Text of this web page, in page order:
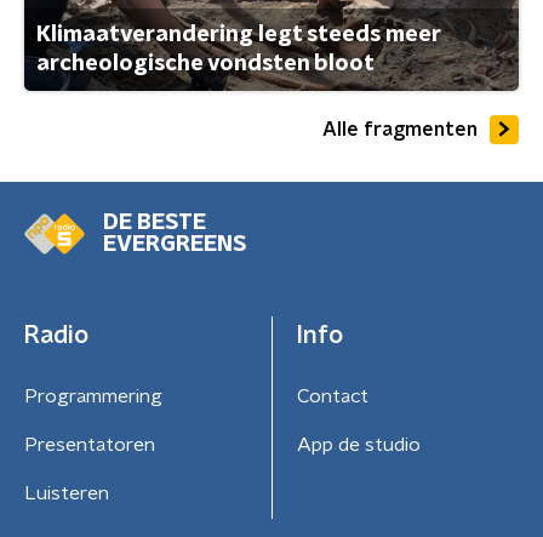
Klimaatverandering legt steeds meer
archeologische vondsten bloot
Alle fragmenten
DE BESTE
EVERGREENS
Radio
Programmering
Presentatoren
Luisteren
Info
Contact
App de studio